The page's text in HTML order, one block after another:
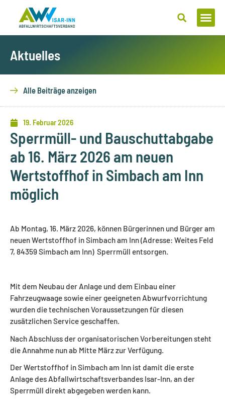
springen
Aktuelles
Alle Beiträge anzeigen
19. Februar 2026
Sperrmüll- und Bauschuttabgabe
ab 16. März 2026 am neuen
Wertstoffhof in Simbach am Inn
möglich
Ab Montag, 16. März 2026, können Bürgerinnen und Bürger am
neuen Wertstoffhof in Simbach am Inn (Adresse: Weites Feld
7, 84359 Simbach am Inn) Sperrmüll entsorgen.
Mit dem Neubau der Anlage und dem Einbau einer
Fahrzeugwaage sowie einer geeigneten Abwurfvorrichtung
wurden die technischen Voraussetzungen für diesen
zusätzlichen Service geschaffen.
Nach Abschluss der organisatorischen Vorbereitungen steht
die Annahme nun ab Mitte März zur Verfügung.
Der Wertstoffhof in Simbach am Inn ist damit die erste
Anlage des Abfallwirtschaftsverbandes Isar-Inn, an der
Sperrmüll direkt abgegeben werden kann.